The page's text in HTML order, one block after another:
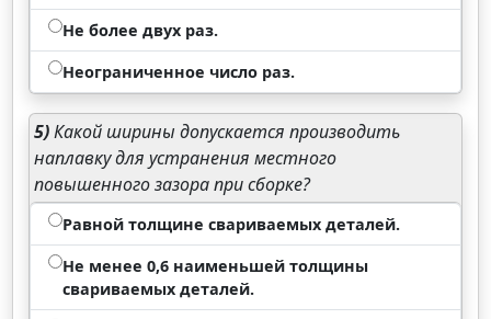
Не более двух раз.
Неограниченное число раз.
5)Какой ширины допускается производить
наплавку для устранения местного
повышенного зазора при сборке?
Равной толщине свариваемых деталей.
Не менее 0,6 наименьшей толщины
свариваемых деталей.